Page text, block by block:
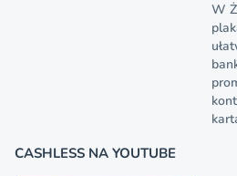
W
CASHLESS NA YOUTUBE